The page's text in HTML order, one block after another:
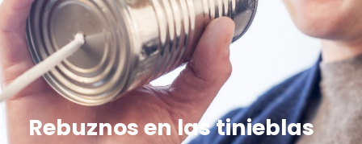
Rebuznos en las tinieblas